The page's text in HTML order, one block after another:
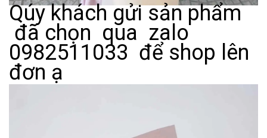
Qúy khách gửi sản phẩm
đã chọn qua zalo
0982511033 để shop lên
đơn ạ